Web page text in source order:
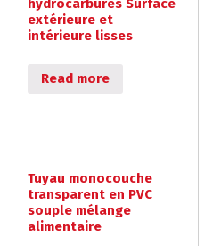
hydrocarbures Surface
extérieure et
intérieure lisses
Read more
Tuyau monocouche
transparent en PVC
souple mélange
alimentaire